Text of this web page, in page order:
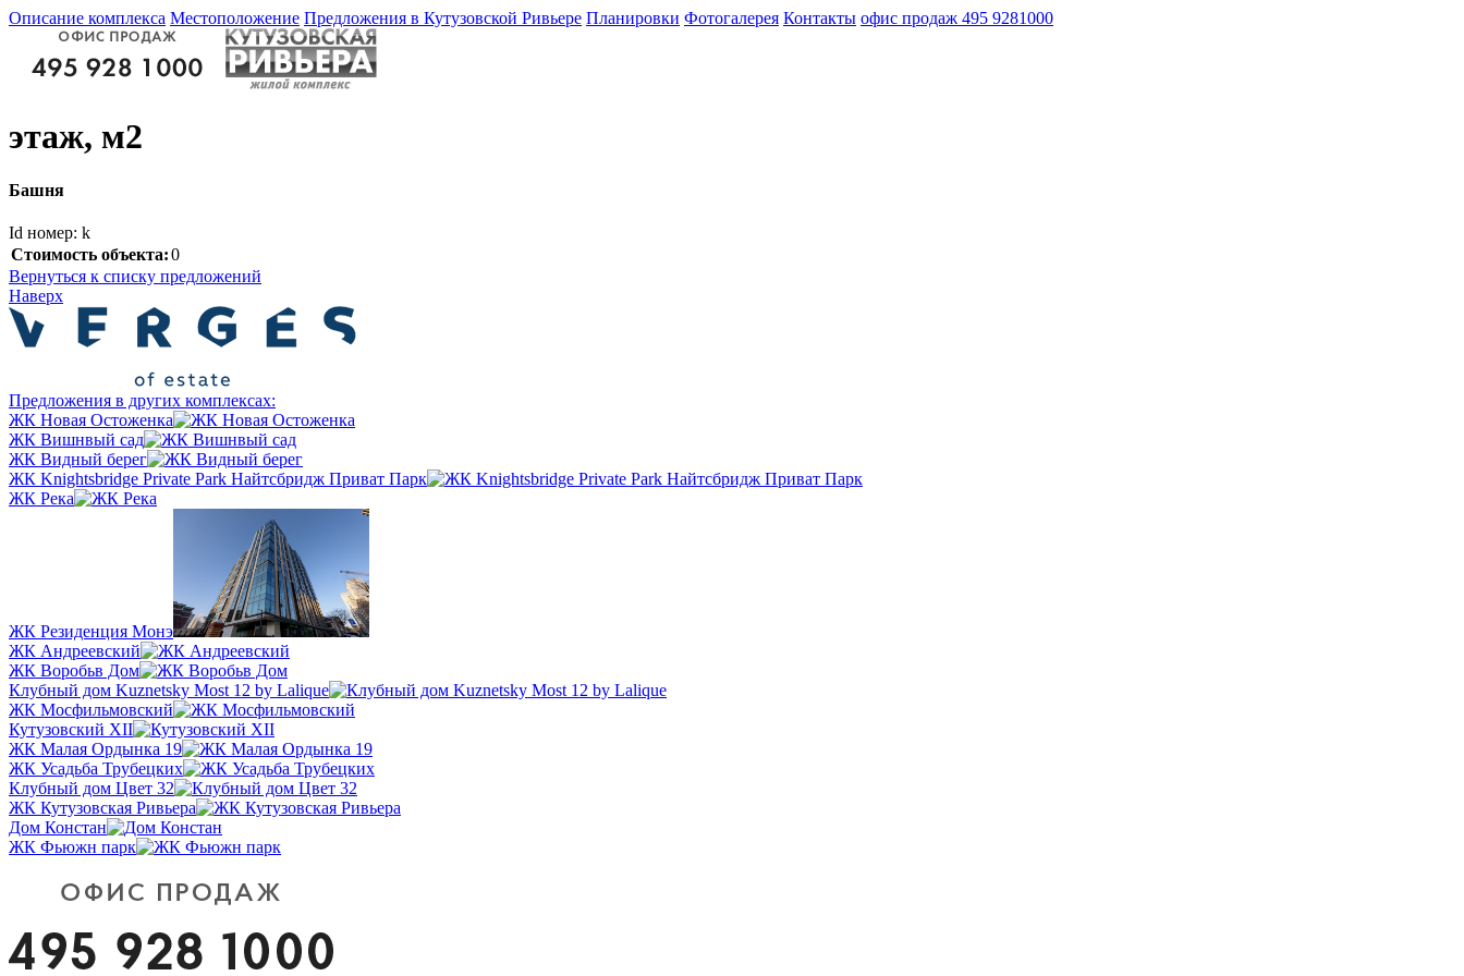
Описание комплекса Местоположение Предложения в Кутузовской Ривьере Планировки Фотогалерея Контакты офис продаж 495 9281000
этаж, м2
Башня
Id номер: k
Стоимость объекта:0
Вернуться к списку предложений
Наверх
Предложения в других комплексах:
ЖК Новая Остоженка
ЖК Вишнвый сад
ЖК Видный берег
ЖК Knightsbridge Private Park Найтсбридж Приват Парк
ЖК Река
ЖК Резиденция Монэ
ЖК Андреевский
ЖК Воробьв Дом
Клубный дом Kuznetsky Most 12 by Lalique
ЖК Мосфильмовский
Кутузовский XII
ЖК Малая Ордынка 19
ЖК Усадьба Трубецких
Клубный дом Цвет 32
ЖК Кутузовская Ривьера
Дом Констан
ЖК Фьюжн парк